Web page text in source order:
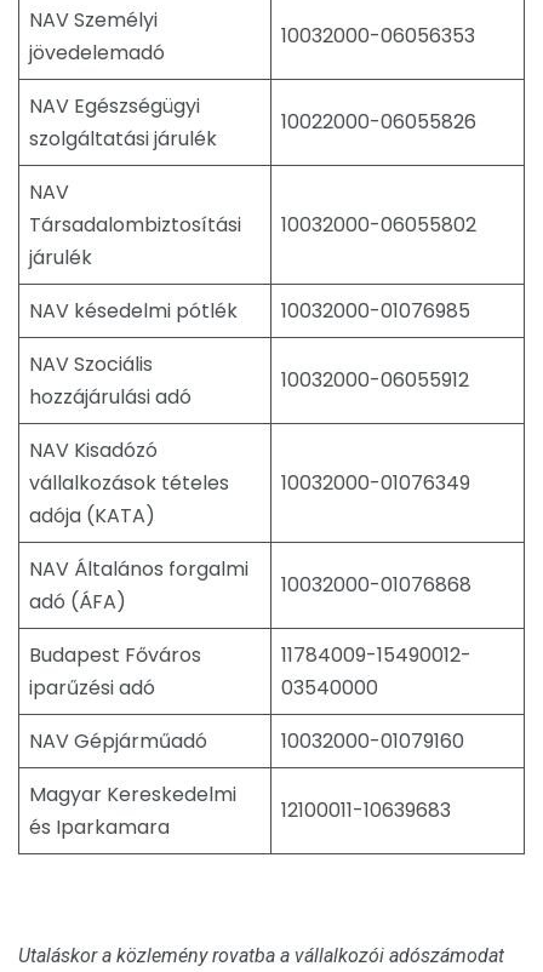
NAV Személyi
jövedelemadó
10032000-06056353
NAV Egészségügyi
szolgáltatási járulék
10022000-06055826
NAV
Társadalombiztosítási
járulék
10032000-06055802
NAV késedelmi pótlék
10032000-01076985
NAV Szociális
hozzájárulási adó
10032000-06055912
NAV Kisadózó
vállalkozások tételes
adója (KATA)
10032000-01076349
NAV Általános forgalmi
adó (ÁFA)
10032000-01076868
Budapest Főváros
iparűzési adó
11784009-15490012-
03540000
NAV Gépjárműadó
10032000-01079160
Magyar Kereskedelmi
és Iparkamara
12100011-10639683
Utaláskor a közlemény rovatba a vállalkozói adószámodat